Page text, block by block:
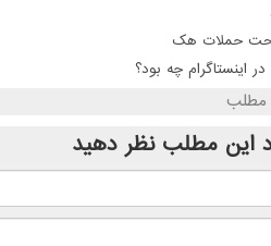
تحت حملات هک
اینستاگرام چه بود؟
مطلب
این مطلب نظر دهید